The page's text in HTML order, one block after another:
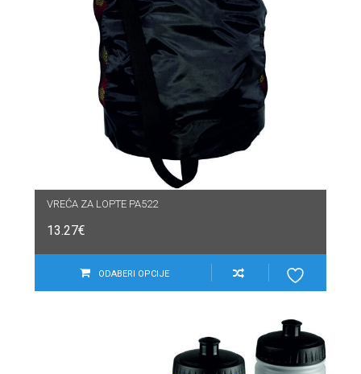
VREĆA ZA LOPTE PA522
13.27€
ODABERI OPCIJE